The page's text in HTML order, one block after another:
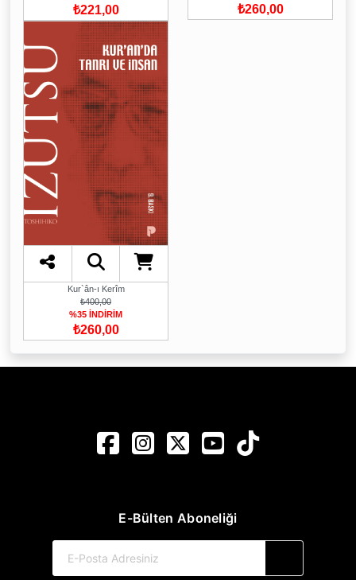
₺221,00 ₺260,00
Kur`ân-ı Kerîm
₺400,00
%35 İNDİRİM
₺260,00
E-Bülten Aboneliği